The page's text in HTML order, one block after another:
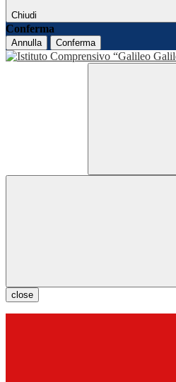
Chiudi
Conferma
Annulla Conferma
close